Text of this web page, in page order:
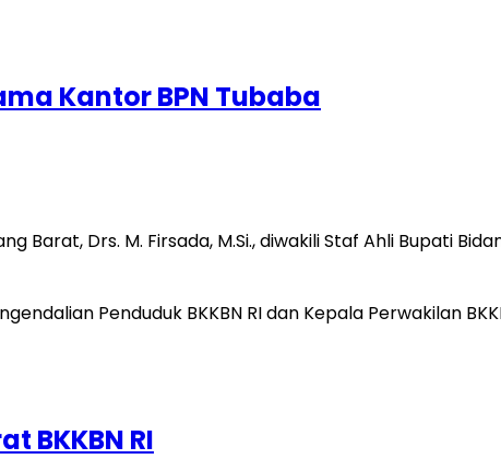
Kantor BPN Tubaba
Drs. M. Firsada, M.Si., diwakili Staf Ahli Bupati
BKKBN RI